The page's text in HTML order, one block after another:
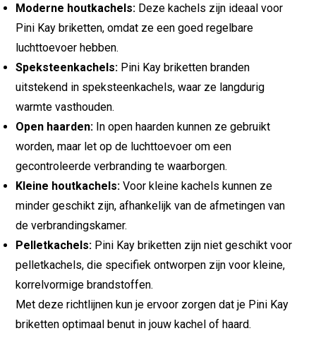
Moderne houtkachels: Deze kachels zijn ideaal voor
Pini Kay briketten, omdat ze een goed regelbare
luchttoevoer hebben.
Speksteenkachels: Pini Kay briketten branden
uitstekend in speksteenkachels, waar ze langdurig
warmte vasthouden.
Open haarden: In open haarden kunnen ze gebruikt
worden, maar let op de luchttoevoer om een
gecontroleerde verbranding te waarborgen.
Kleine houtkachels: Voor kleine kachels kunnen ze
minder geschikt zijn, afhankelijk van de afmetingen van
de verbrandingskamer.
Pelletkachels: Pini Kay briketten zijn niet geschikt voor
pelletkachels, die specifiek ontworpen zijn voor kleine,
korrelvormige brandstoffen.
Met deze richtlijnen kun je ervoor zorgen dat je Pini Kay
briketten optimaal benut in jouw kachel of haard.